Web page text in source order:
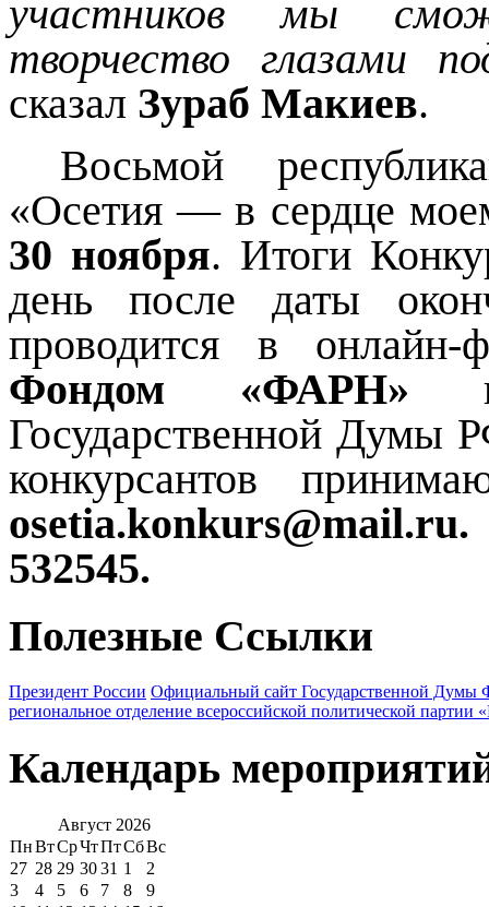
участников мы
творчество глазами
сказал Зураб Макиев.
Восьмой
«Осетия — в сердце
30 ноября. Итоги
день после даты
проводится в
Фондом «ФАРН»
Государственной Думы
конкурсантов
osetia.konkurs@mail.ru.
532545.
Полезные Ссылки
Президент России Официальный сайт Государственной Думы
региональное отделение всероссийской политической партии
Календарь
Август 2026
ПнВтСрЧтПтСбВс
27 28 29 3031 1
2
3
4 5 6 7 8
9